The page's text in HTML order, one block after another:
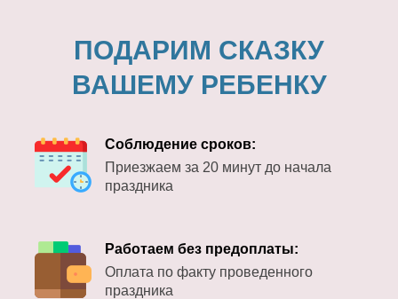
ПОДАРИМ СКАЗКУ
ВАШЕМУ РЕБЕНКУ
Соблюдение сроков:
Приезжаем за 20 минут до начала
праздника
Работаем без предоплаты:
Оплата по факту проведенного
праздника